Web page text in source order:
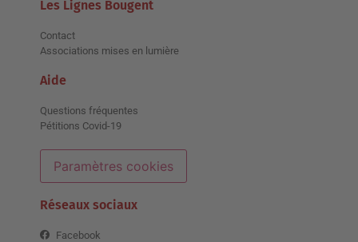
Les Lignes Bougent
Contact
Associations mises en lumière
Aide
Questions fréquentes
Pétitions Covid-19
Paramètres cookies
Réseaux sociaux
Facebook